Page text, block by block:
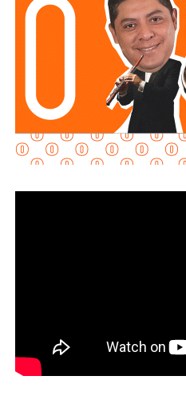
Victoria, beneficiando de
habitantes. Además, reduce
en la red sanitaria, al contar
calidad de vida de la